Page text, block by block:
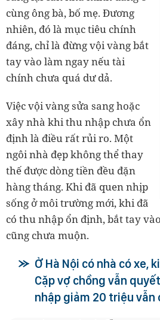
cùng ông bà, bố mẹ. Đương
nhiên, đó là mục tiêu chính
đáng, chỉ là đừng vội vàng bắt
tay vào làm ngay nếu tài
chính chưa quá dư dả.
Việc vội vàng sửa sang hoặc
xây nhà khi thu nhập chưa ổn
định là điều rất rủi ro. Một
ngôi nhà đẹp không thể thay
thế được dòng tiền đều đặn
hàng tháng. Khi đã quen nhịp
sống ở môi trường mới, khi đã
có thu nhập ổn định, bắt tay
cũng chưa muộn.
Ở Hà Nội có nhà có xe,
Cặp vợ chồng vẫn
nhập giảm 20 triệu vẫn